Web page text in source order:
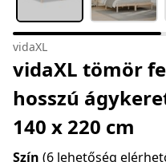
vidaXL
vidaXL tömör
hosszú
140 x 220 cm
Szín (6 lehetőség